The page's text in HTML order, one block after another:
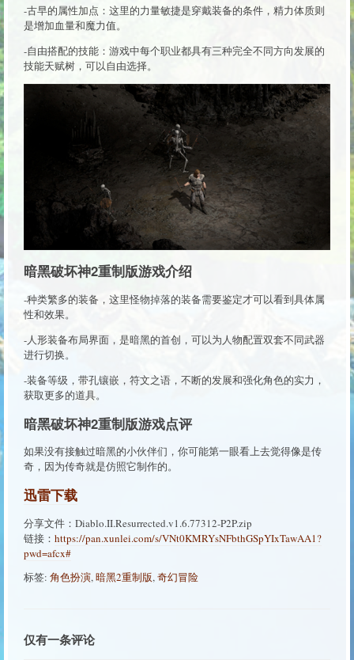
-古早的属性加点：这里的力量敏捷是穿戴装备的条件，精力体质则
是增加血量和魔力值。
-自由搭配的技能：游戏中每个职业都具有三种完全不同方向发展的
技能天赋树，可以自由选择。
暗黑破坏神2重制版游戏介绍
-种类繁多的装备，这里怪物掉落的装备需要鉴定才可以看到具体属
性和效果。
-人形装备布局界面，是暗黑的首创，可以为人物配置双套不同武器
进行切换。
-装备等级，带孔镶嵌，符文之语，不断的发展和强化角色的实力，
获取更多的道具。
暗黑破坏神2重制版游戏点评
如果没有接触过暗黑的小伙伴们，你可能第一眼看上去觉得像是传
奇，因为传奇就是仿照它制作的。
迅雷下载
分享文件：Diablo.II.Resurrected.v1.6.77312-P2P.zip
链接： https://pan.xunlei.com/s/VNt0KMRYsNFbthGSpYIxTawAA1?
pwd=afcx#
标签: 角色扮演,暗黑2重制版,奇幻冒险
仅有一条评论